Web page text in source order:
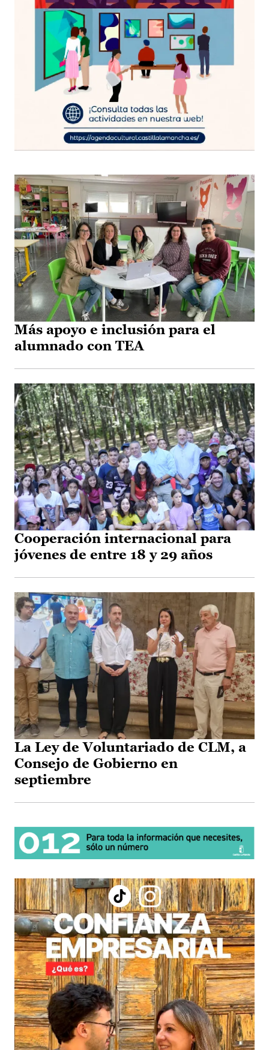
Más apoyo e inclusión para el
alumnado con TEA
Cooperación internacional para
jóvenes de entre 18 y 29 años
La Ley de Voluntariado de CLM, a
Consejo de Gobierno en
septiembre